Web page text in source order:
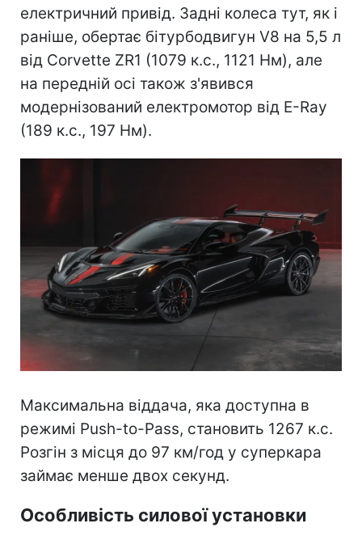
електричний привід. Задні колеса тут, як і
раніше, обертає бітурбодвигун V8 на 5,5 л
від Corvette ZR1 (1079 к.с., 1121 Нм), але
на передній осі також з'явився
модернізований електромотор від E-Ray
(189 к.с., 197 Нм).
Максимальна віддача, яка доступна в
режимі Push-to-Pass, становить 1267 к.с.
Розгін з місця до 97 км/год у суперкара
займає менше двох секунд.
Особливість силової установки